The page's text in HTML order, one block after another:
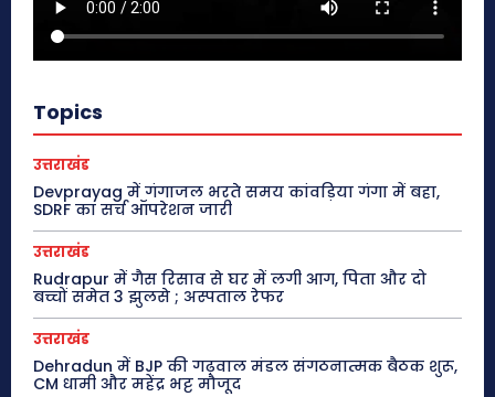
Topics
उत्तराखंड
Devprayag में गंगाजल भरते समय कांवड़िया गंगा में बहा,
SDRF का सर्च ऑपरेशन जारी
उत्तराखंड
Rudrapur में गैस रिसाव से घर में लगी आग, पिता और दो
बच्चों समेत 3 झुलसे ; अस्पताल रेफर
उत्तराखंड
Dehradun में BJP की गढ़वाल मंडल संगठनात्मक बैठक शुरू,
CM धामी और महेंद्र भट्ट मौजूद